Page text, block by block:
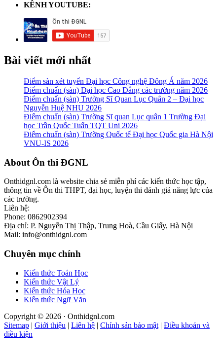
KÊNH YOUTUBE:
Bài viết mới nhất
Điểm sàn xét tuyển Đại học Công nghệ Đông Á năm 2026
Điểm chuẩn (sàn) Đại học Cao Đẳng các trường năm 2026
Điểm chuẩn (sàn) Trường Sĩ Quan Lục Quân 2 – Đại học
Nguyễn Huệ NHU 2026
Điểm chuẩn (sàn) Trường Sĩ quan Lục quân 1 Trường Đại
học Trần Quốc Tuấn TQT Uni 2026
Điểm chuẩn (sàn) Trường Quốc tế Đại học Quốc gia Hà Nội
VNU-IS 2026
Footer
About Ôn thi ĐGNL
Onthidgnl.com là website chia sẻ miễn phí các kiến thức học tập,
thông tin về Ôn thi THPT, đại học, luyện thi đánh giá năng lực của
các trường.
Liên hệ:
Phone: 0862902394
Địa chỉ: P. Nguyễn Thị Thập, Trung Hoà, Cầu Giấy, Hà Nội
Mail: info@onthidgnl.com
Chuyên mục chính
Kiến thức Toán Học
Kiến thức Vật Lý
Kiến thức Hóa Học
Kiến thức Ngữ Văn
Copyright © 2026 · Onthidgnl.com
Sitemap | Giới thiệu | Liên hệ | Chính sản bảo mật | Điều khoản và
điều kiện